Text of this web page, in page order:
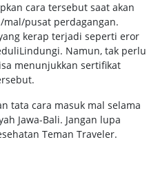
cara tersebut saat akan
pusat perdagangan.
kerap terjadi seperti eror
Namun, tak perlu
menunjukkan sertifikat
tata cara masuk mal selama
Jawa-Bali. Jangan lupa
Teman Traveler.